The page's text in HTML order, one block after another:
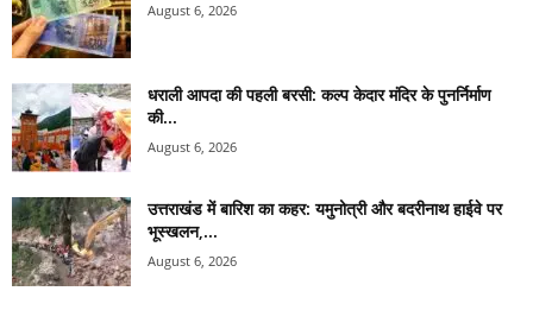
August 6, 2026
धराली आपदा की पहली बरसी: कल्प केदार मंदिर के पुनर्निर्माण
की...
August 6, 2026
उत्तराखंड में बारिश का कहर: यमुनोत्री और बदरीनाथ हाईवे पर
भूस्खलन,...
August 6, 2026